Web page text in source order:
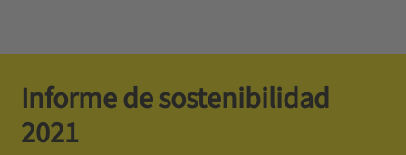
Informe de sostenibilidad
2021